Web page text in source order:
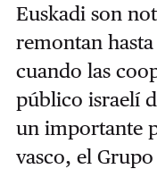
Euskadi son
remontan
cuando las
público israelí
un importante
vasco, el